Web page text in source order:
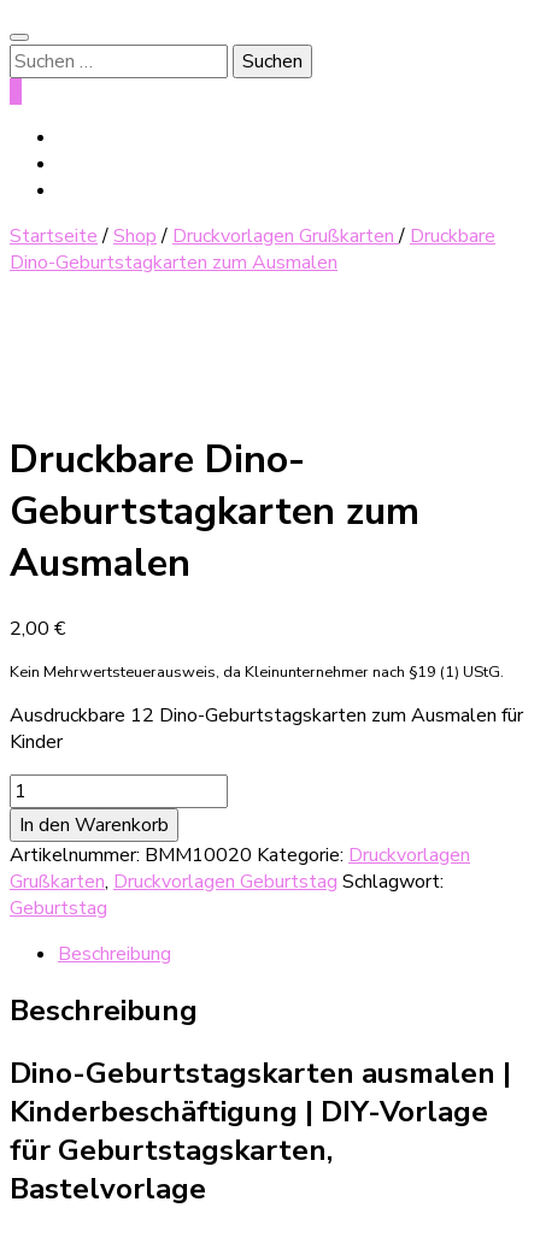
Suche
nach:
Startseite /Shop / Druckvorlagen Grußkarten/ Druckbare
Dino-Geburtstagkarten zum Ausmalen
Druckbare Dino-
Geburtstagkarten zum
Ausmalen
2,00 €
Kein Mehrwertsteuerausweis, da Kleinunternehmer nach §19 (1) UStG.
Ausdruckbare 12 Dino-Geburtstagskarten zum Ausmalen für
Kinder
Druckbare
Dino-
Geburtstagkarten
zum
Ausmalen
Menge
In den Warenkorb
Artikelnummer: BMM10020 Kategorie: Druckvorlagen
Grußkarten, Druckvorlagen Geburtstag Schlagwort:
Geburtstag
Beschreibung
Beschreibung
Dino-Geburtstagskarten ausmalen |
Kinderbeschäftigung | DIY-Vorlage
für Geburtstagskarten,
Bastelvorlage